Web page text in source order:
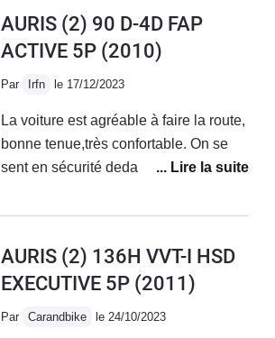
AURIS (2) 90 D-4D FAP
ACTIVE 5P (2010)
Par Irfn le 17/12/2023
La voiture est agréable à faire la route,
bonne tenue,très confortable. On se
sent en sécurité dedans.
AURIS (2) 136H VVT-I HSD
EXECUTIVE 5P (2011)
Par Carandbike le 24/10/2023